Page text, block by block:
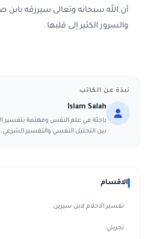
أن الله سبحانه وتعالى سيرزقه بابن
والسرور الكثير إلى قلبها.
نبذة عن الكاتب
Islam Salah
باحثة في علم النفس ومهتمة بتفسير
بين التحليل النفسي والتفسير الشرعي.
الاقسام
تفسير الاحلام لابن سيرين
تجربتي